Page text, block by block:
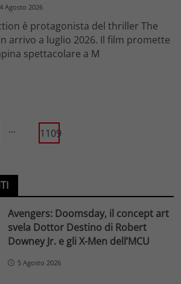
4 Agosto 2026
è protagonista del thriller The
arrivo a luglio 2026. Il film promette
spettacolare a M
... 1109
Avengers: Doomsday, il concept art
svela Dottor Destino di Robert
Downey Jr. e gli X-Men dell’MCU
5 Agosto 2026